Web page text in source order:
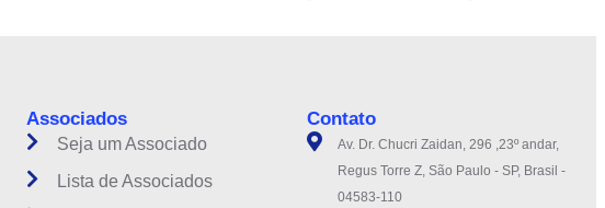
Associados
Seja um Associado
Lista de Associados
Contato
Av. Dr. Chucri Zaidan, 296 ,23º andar,
Regus Torre Z, São Paulo - SP, Brasil -
04583-110